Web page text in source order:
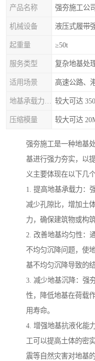
产品名称 强夯施工公司
机械设备 液压式履带
起重量 ≥50t
服务类型 复杂地基处
适用场景 高速公路、
较大可达
压缩模量 较大可达
强夯施工是一种地基
基进行强力夯实，以
义主要体现在以下几个
1. 提高地基承载力：
减少孔隙比，增加土
力，确保建筑物或构
2. 改善地基均匀性：
不均匀沉降问题，使
基不均匀沉降导致的结
3. 减少地基沉降：强
性，降低地基在荷载
用寿命。
4. 增强地基抗液化能
工可以提高土体的密
震等自然灾害对地基的